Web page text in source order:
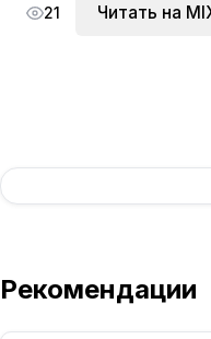
21 Читать на
Рекомендации